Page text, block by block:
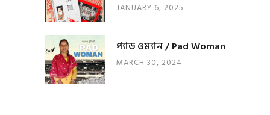
JANUARY 6, 2025
প্যাড ওম্যান / Pad Woman
MARCH 30, 2024